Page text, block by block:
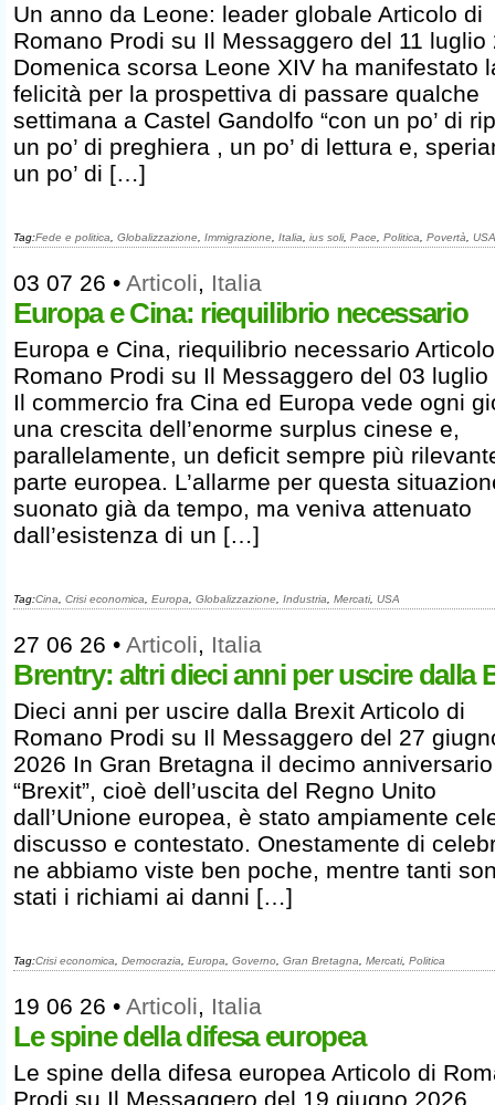
Un anno da Leone: leader globale Articolo di
Romano Prodi su Il Messaggero del 11 luglio
Domenica scorsa Leone XIV ha manifestato
felicità per la prospettiva di passare qualche
settimana a Castel Gandolfo “con un po’ di
un po’ di preghiera , un po’ di lettura e,
un po’ di […]
Tag:Fede e politica Globalizzazione Immigrazione Italia ius soli, Pace Politica Povertà USA
03 07 26 • Articoli, Italia
Europa e Cina: riequilibrio necessario
Europa e Cina, riequilibrio necessario
Romano Prodi su Il Messaggero del 03 luglio
Il commercio fra Cina ed Europa vede ogni
una crescita dell’enorme surplus cinese e,
parallelamente, un deficit sempre più
parte europea. L’allarme per questa
suonato già da tempo, ma veniva attenuato
dall’esistenza di un […]
Tag:Cina Crisi economica Europa Globalizzazione Industria Mercati, USA
27 06 26 • Articoli, Italia
Brentry: altri dieci anni per uscire dalla
Dieci anni per uscire dalla Brexit Articolo di
Romano Prodi su Il Messaggero del 27
2026 In Gran Bretagna il decimo
“Brexit”, cioè dell’uscita del Regno Unito
dall’Unione europea, è stato ampiamente
discusso e contestato. Onestamente di
ne abbiamo viste ben poche, mentre tanti
stati i richiami ai danni […]
Tag:Crisi economica Democrazia Europa Governo Gran Bretagna Mercati, Politica
19 06 26 • Articoli, Italia
Le spine della difesa europea
Le spine della difesa europea Articolo di
Prodi su Il Messaggero del 19 giugno 2026